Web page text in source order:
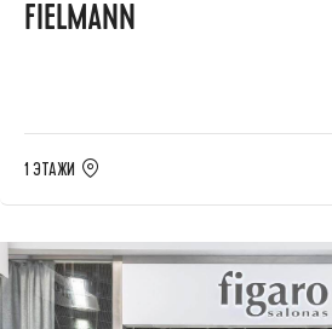
FIELMANN
1 ЭТАЖИ